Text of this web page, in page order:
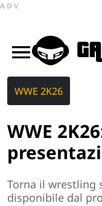
ADV
WWE 2K26
WWE
Torna il wrestling
disponibile dal